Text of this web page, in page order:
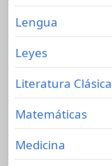
Lengua
Leyes
Literatura Clásica
Matemáticas
Medicina